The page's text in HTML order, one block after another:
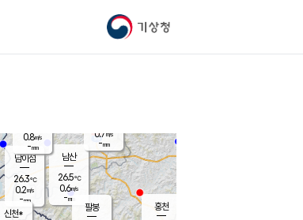
기상청
남이섬
26.3℃
0.2m/s
-mm
남산
26.5℃
0.6m/s
-mm
팔봉
0.8m/s
-mm
신천*
홍천
0.7 m/s
-mm